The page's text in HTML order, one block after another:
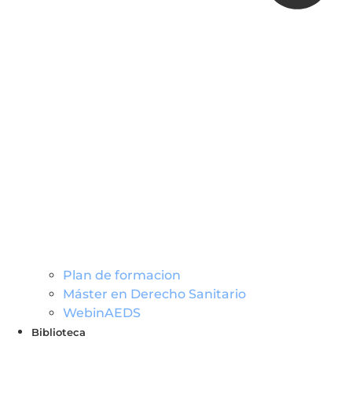
Plan de formacion
Máster en Derecho Sanitario
WebinAEDS
Biblioteca